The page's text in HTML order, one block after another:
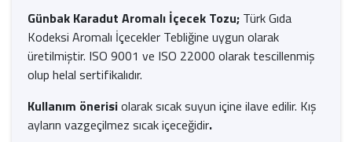
Günbak Karadut Aromalı İçecek Tozu; Türk Gıda
Kodeksi Aromalı İçecekler Tebliğine uygun olarak
üretilmiştir. ISO 9001 ve ISO 22000 olarak tescillenmiş
olup helal sertifikalıdır.
Kullanım önerisiolarak sıcak suyun içine ilave edilir. Kış
ayların vazgeçilmez sıcak içeceğidir.